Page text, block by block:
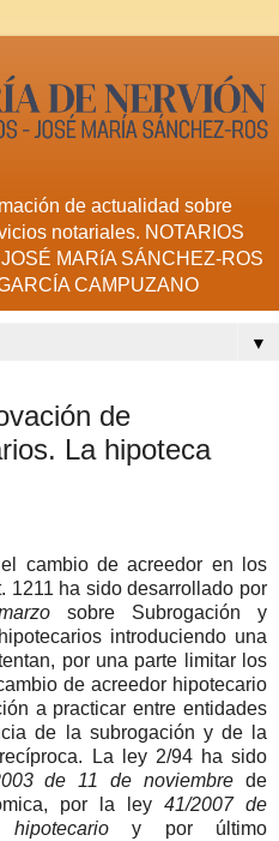
de actualidad sobre
notariales. NOTARIOS
MARíA SÁNCHEZ-ROS
CAMPUZANO
▼
de
La hipoteca
de acreedor en los
1211 ha sido desarrollado por
sobre Subrogación y
introduciendo una
por una parte limitar los
de acreedor hipotecario
a practicar entre entidades
de la subrogación y de la
La ley 2/94 ha sido
de 11 de noviembre de
por la ley 41/2007 de
y por último